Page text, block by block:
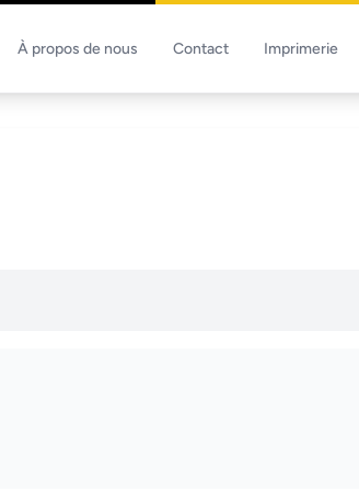
À propos de nous Contact Imprimerie